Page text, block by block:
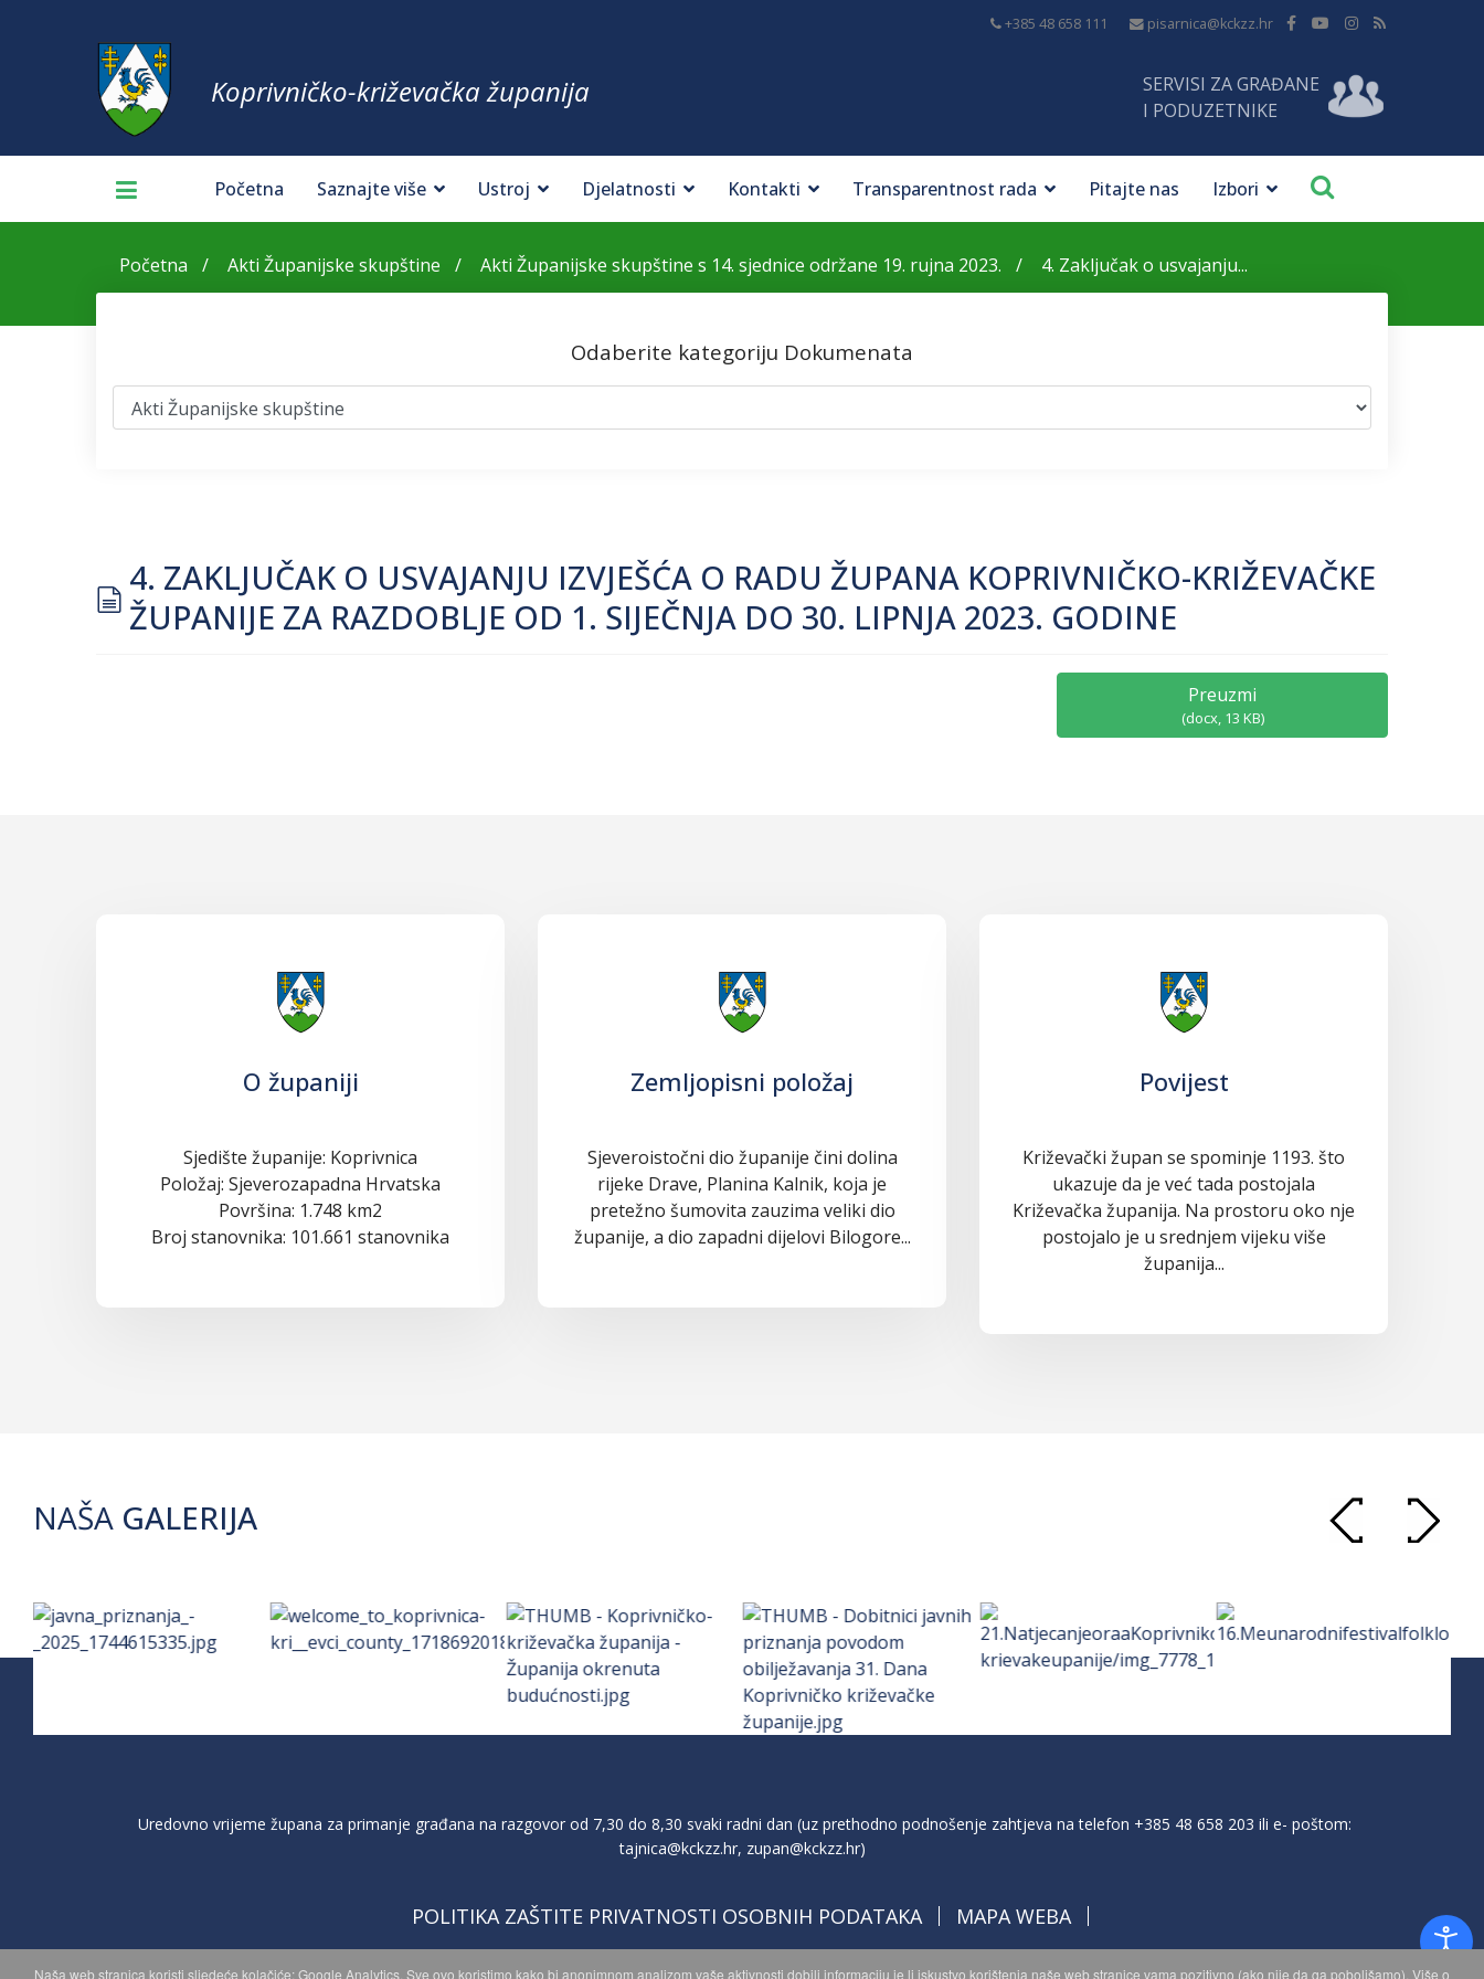
+385 48 658 111 pisarnica@kckzz.hr
Koprivničko-križevačka županija
SERVISI ZA GRAĐANE
I PODUZETNIKE
Početna Saznajte više Ustroj Djelatnosti Kontakti Transparentnost rada Pitajte nas Izbori
Početna Akti Županijske skupštine Akti Županijske skupštine s 14. sjednice održane 19. rujna 2023. 4. Zaključak o usvajanju...
Odaberite kategoriju Dokumenata
document
4. ZAKLJUČAK O USVAJANJU IZVJEŠĆA O RADU ŽUPANA KOPRIVNIČKO-KRIŽEVAČKE
ŽUPANIJE ZA RAZDOBLJE OD 1. SIJEČNJA DO 30. LIPNJA 2023. GODINE
Preuzmi
(docx, 13 KB)
O županiji
Sjedište županije: Koprivnica
Položaj: Sjeverozapadna Hrvatska
Površina: 1.748 km2
Broj stanovnika: 101.661 stanovnika
Zemljopisni položaj
Sjeveroistočni dio županije čini dolina
rijeke Drave, Planina Kalnik, koja je
pretežno šumovita zauzima veliki dio
županije, a dio zapadni dijelovi Bilogore...
Povijest
Križevački župan se spominje 1193. što
ukazuje da je već tada postojala
Križevačka županija. Na prostoru oko nje
postojalo je u srednjem vijeku više
županija...
NAŠA GALERIJA
Uredovno vrijeme župana za primanje građana na razgovor od 7,30 do 8,30 svaki radni dan (uz prethodno podnošenje zahtjeva na telefon +385 48 658 203 ili e- poštom:
tajnica@kckzz.hr, zupan@kckzz.hr)
POLITIKA ZAŠTITE PRIVATNOSTI OSOBNIH PODATAKA MAPA WEBA
Naša web stranica koristi sljedeće kolačiće: Google Analytics. Sve ovo koristimo kako bi anonimnom analizom vaše aktivnosti dobili informaciju je li iskustvo korištenja naše web stranice vama pozitivno (ako nije da ga poboljšamo). Više o